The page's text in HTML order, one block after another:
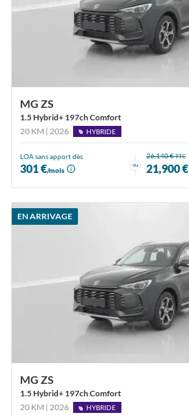
MG ZS
1.5 Hybrid+ 197ch Comfort
20 KM | 2026
HYBRIDE
LOA sans apport dès
301 €/mois
ou
26,140 €TTC
21,900 €
EN ARRIVAGE
MG ZS
1.5 Hybrid+ 197ch Comfort
20 KM | 2026
HYBRIDE